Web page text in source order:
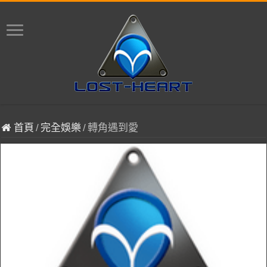
首頁 / 完全娛樂 /轉角遇到愛